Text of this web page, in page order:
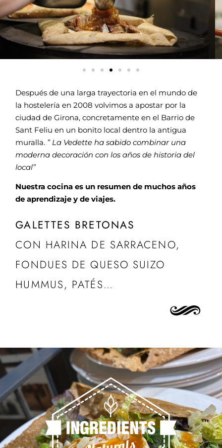
Después de una larga trayectoria en el mundo de
la hostelería en 2008 volvimos a apostar por la
ciudad de Girona, concretamente en el Barrio de
Sant Feliu en un bonito local dentro la antigua
muralla. ” La Vedette ha sabido combinar una
moderna decoración con los años de historia del
local”
Nuestra cocina es un resumen de muchos años
de aprendizaje y de viajes.
GALETTES BRETONAS
CON HARINA DE SARRACENO,
FONDUES DE QUESO SUIZO
HUMMUS, PATÉS…